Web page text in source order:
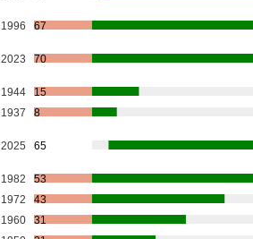
1996 67
2023 70
1944
15
1937 8
2025 65
1982
53
1972
43
1960
31